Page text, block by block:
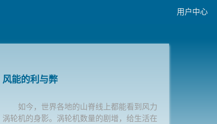
用户中心
风能的利与弊
如今，世界各地的山脊线上都能看到风力
涡轮机的身影。涡轮机数量的剧增，给生活在